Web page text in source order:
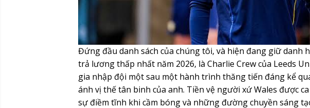
Đứng đầu danh sách của chúng tôi, và hiện đang giữ danh
trả lương thấp nhất năm 2026, là Charlie Crew của Leeds
gia nhập đội một sau một hành trình thăng tiến đáng kể
ánh vị thế tân binh của anh. Tiền vệ người xứ Wales được
sự điềm tĩnh khi cầm bóng và những đường chuyền sáng